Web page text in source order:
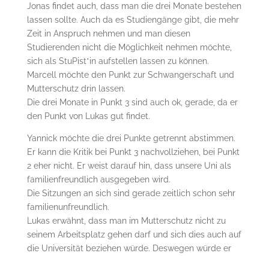
Jonas findet auch, dass man die drei Monate bestehen
lassen sollte. Auch da es Studiengänge gibt, die mehr
Zeit in Anspruch nehmen und man diesen
Studierenden nicht die Möglichkeit nehmen möchte,
sich als StuPist*in aufstellen lassen zu können.
Marcell möchte den Punkt zur Schwangerschaft und
Mutterschutz drin lassen.
Die drei Monate in Punkt 3 sind auch ok, gerade, da er
den Punkt von Lukas gut findet.
Yannick möchte die drei Punkte getrennt abstimmen.
Er kann die Kritik bei Punkt 3 nachvollziehen, bei Punkt
2 eher nicht. Er weist darauf hin, dass unsere Uni als
familienfreundlich ausgegeben wird.
Die Sitzungen an sich sind gerade zeitlich schon sehr
familienunfreundlich.
Lukas erwähnt, dass man im Mutterschutz nicht zu
seinem Arbeitsplatz gehen darf und sich dies auch auf
die Universität beziehen würde. Deswegen würde er